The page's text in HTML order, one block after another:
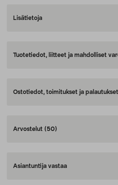
Lisätietoja
Tuotetiedot, liitteet ja mahdolliset
Ostotiedot, toimitukset ja palautukset
Arvostelut (50)
Asiantuntija vastaa